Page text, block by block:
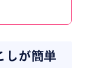
しが簡単